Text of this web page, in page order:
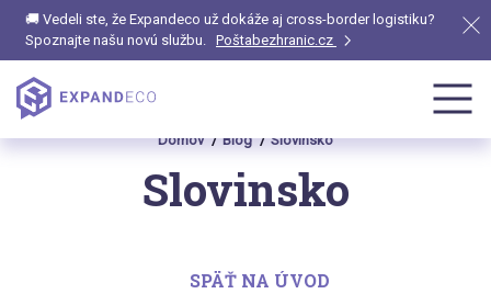
🚚 Vedeli ste, že Expandeco už dokáže aj cross-border logistiku?
Spoznajte našu novú službu. Poštabezhranic.cz
Domov Blog Slovinsko
Slovinsko
SPÄŤ NA ÚVOD